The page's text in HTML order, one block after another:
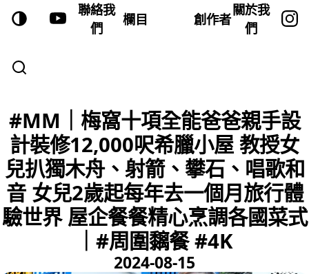
聯絡我
們
欄目 創作者
關於我
們
#MM｜梅窩十項全能爸爸親手設
計裝修12,000呎希臘小屋 教授女
兒扒獨木舟、射箭、攀石、唱歌和
音 女兒2歲起每年去一個月旅行體
驗世界 屋企餐餐精心烹調各國菜式
｜#周圍黐餐 #4K
2024-08-15